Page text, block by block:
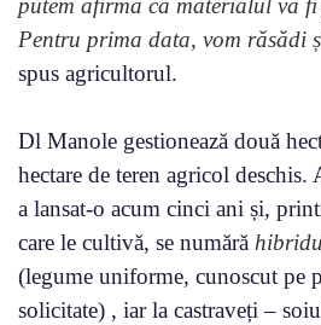
putem afirma că materialul va
Pentru prima data, vom răsădi
spus agricultorul.
Dl Manole gestionează două
hectare de teren agricol deschis.
a lansat-o acum cinci ani și,
care le cultivă, se numără
(legume uniforme, cunoscut pe
solicitate) , iar la castraveți –